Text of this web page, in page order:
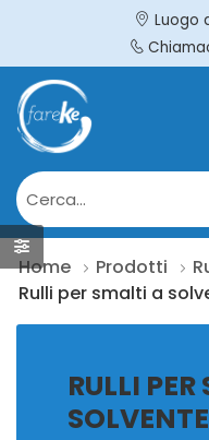
Luogo
Home Prodotti
Rulli per smalti a
RULLI
SOLVENTE